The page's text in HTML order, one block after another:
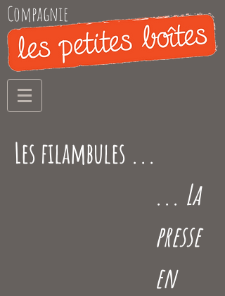
Compagnie
Les filambules ...
... La
presse
en